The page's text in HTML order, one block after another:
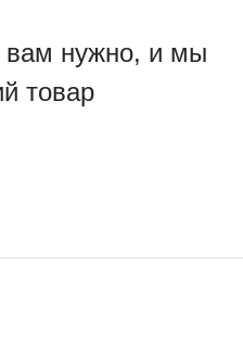
вам нужно, и мы
товар